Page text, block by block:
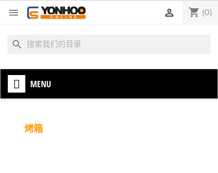
 shopping_cart (0)

search
MENU
烤箱